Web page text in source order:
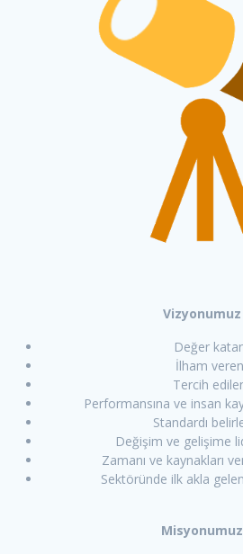
Vizyonumuz
Değer
İlham
Tercih
Performansına ve insan
Standardı
Değişim ve gelişime
Zamanı ve kaynakları
Sektöründe ilk akla
Misyonumuz